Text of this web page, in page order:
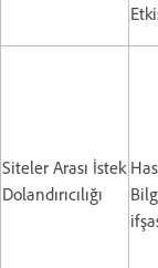
Siteler Arası İstek
Dolandırıcılığı